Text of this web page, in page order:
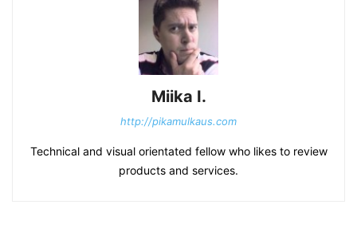
Miika I.
http://pikamulkaus.com
Technical and visual orientated fellow who likes to review
products and services.